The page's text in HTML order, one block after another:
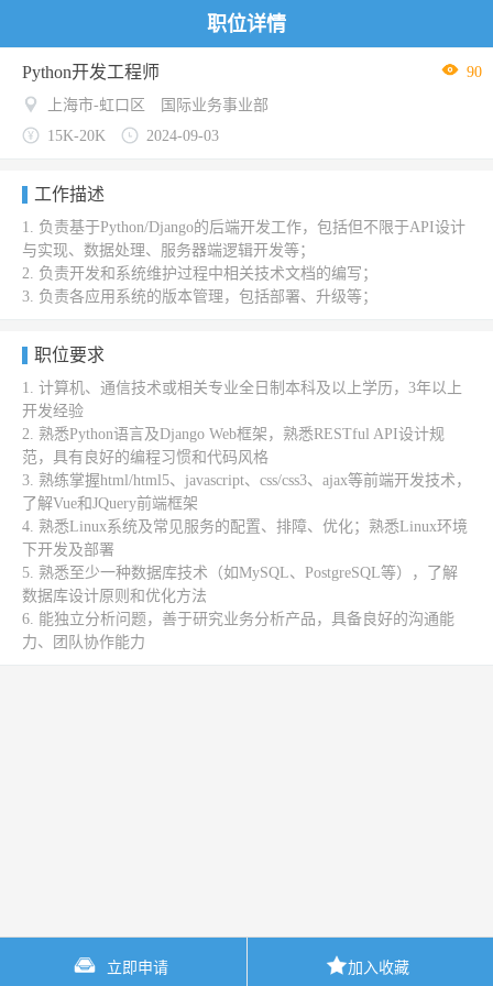
职位详情
Python开发工程师
上海市-虹口区
国际业务事业部
15K-20K
2024-09-03
90
工作描述
1. 负责基于Python/Django的后端开发工作，包括但不限于API设计
与实现、数据处理、服务器端逻辑开发等；
2. 负责开发和系统维护过程中相关技术文档的编写；
3. 负责各应用系统的版本管理，包括部署、升级等；
职位要求
1. 计算机、通信技术或相关专业全日制本科及以上学历，3年以上
开发经验
2. 熟悉Python语言及Django Web框架，熟悉RESTful API设计规
范，具有良好的编程习惯和代码风格
3. 熟练掌握html/html5、javascript、css/css3、ajax等前端开发技术，
了解Vue和JQuery前端框架
4. 熟悉Linux系统及常见服务的配置、排障、优化；熟悉Linux环境
下开发及部署
5. 熟悉至少一种数据库技术（如MySQL、PostgreSQL等），了解
数据库设计原则和优化方法
6. 能独立分析问题，善于研究业务分析产品，具备良好的沟通能
力、团队协作能力
立即申请 加入收藏